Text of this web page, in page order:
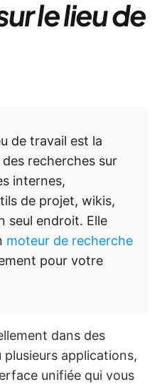
le lieu de
de travail est la
recherches sur
internes,
de projet, wikis,
seul endroit. Elle
moteur de recherche
pour votre
dans des
plusieurs applications,
unifiée qui vous